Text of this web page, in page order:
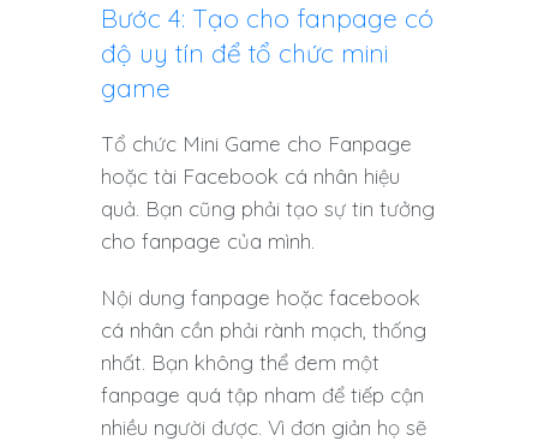
Bước 4: Tạo cho fanpage có
độ uy tín để tổ chức mini
game
Tổ chức Mini Game cho Fanpage
hoặc tài Facebook cá nhân hiệu
quả. Bạn cũng phải tạo sự tin tưởng
cho fanpage của mình.
Nội dung fanpage hoặc facebook
cá nhân cần phải rành mạch, thống
nhất. Bạn không thể đem một
fanpage quá tập nham để tiếp cận
nhiều người được. Vì đơn giản họ sẽ